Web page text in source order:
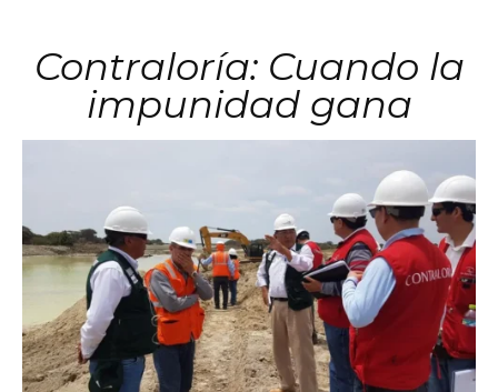
Contraloría: Cuando la
impunidad gana